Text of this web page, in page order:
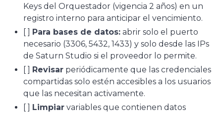
Keys del Orquestador (vigencia 2 años) en un
registro interno para anticipar el vencimiento.
Para bases de datos: abrir solo el puerto
necesario (3306, 5432, 1433) y solo desde las IPs
de Saturn Studio si el proveedor lo permite.
Revisar periódicamente que las credenciales
compartidas solo estén accesibles a los usuarios
que las necesitan activamente.
Limpiar variables que contienen datos